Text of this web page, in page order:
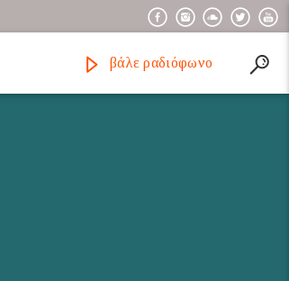
βάλε ραδιόφωνο